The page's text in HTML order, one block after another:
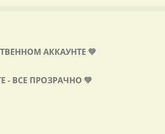
АККАУНТЕ 💚
ВСЕ ПРОЗРАЧНО 💚